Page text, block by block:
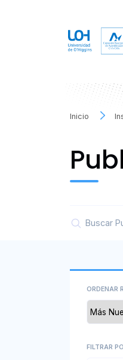
Inicio
ORDENAR
FILTRAR